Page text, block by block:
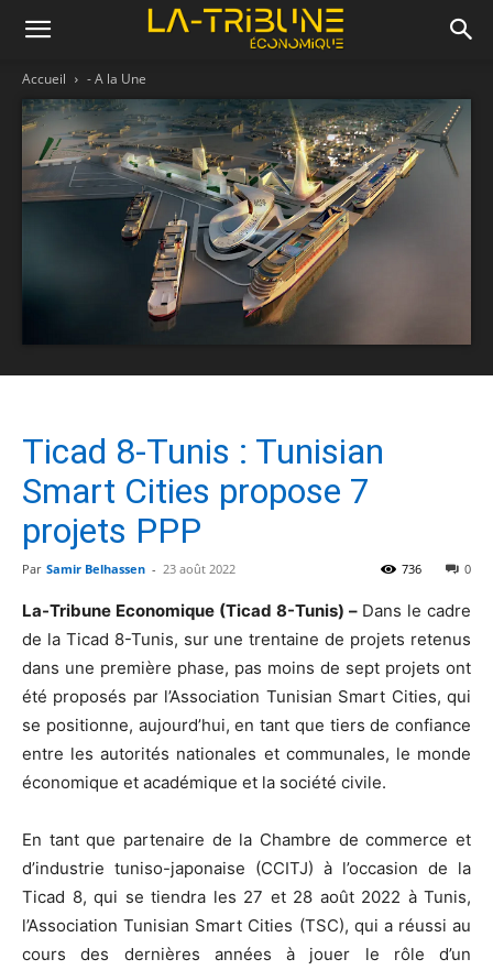
Accueil - A la Une
Ticad 8-Tunis : Tunisian
Smart Cities propose 7
projets PPP
Par Samir Belhassen - 23 août 2022 0
736
La-Tribune Economique (Ticad 8-Tunis) – Dans le cadre
de la Ticad 8-Tunis, sur une trentaine de projets retenus
dans une première phase, pas moins de sept projets ont
été proposés par l’Association Tunisian Smart Cities, qui
se positionne, aujourd’hui, en tant que tiers de confiance
entre les autorités nationales et communales, le monde
économique et académique et la société civile.
En tant que partenaire de la Chambre de commerce et
d’industrie tuniso-japonaise (CCITJ) à l’occasion de la
Ticad 8, qui se tiendra les 27 et 28 août 2022 à Tunis,
l’Association Tunisian Smart Cities (TSC), qui a réussi au
cours des dernières années à jouer le rôle d’un